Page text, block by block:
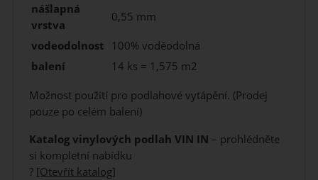
nášlapná
vrstva
0,55 mm
vodeodolnost
100% voděodolná
balení
14 ks = 1,575 m2
Možnost použití pro podlahové vytápění. (Prodej
pouze po celém balení)
Katalog vinylových podlah VIN IN – prohlédněte
si kompletní nabídku
? [Otevřít katalog]